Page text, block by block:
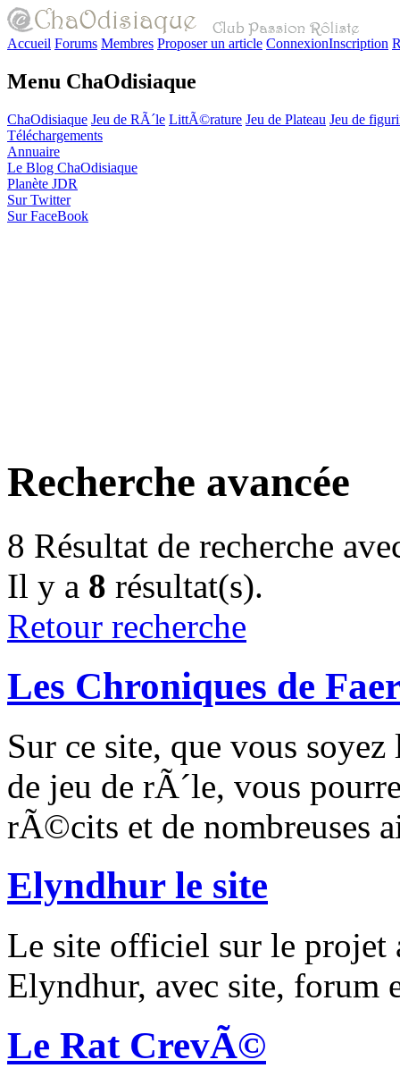
Accueil Forums Membres Proposer un article ConnexionInscription
Menu ChaOdisiaque
ChaOdisiaque Jeu de RÃ´le LittÃ©rature Jeu de Plateau Jeu de
Téléchargements
Annuaire
Le Blog ChaOdisiaque
Planète JDR
Sur Twitter
Sur FaceBook
Recherche avancée
8 Résultat de recherche
Il y a 8 résultat(s).
Retour recherche
Les Chroniques de
Sur ce site, que vous
de jeu de rÃ´le, vous
rÃ©cits et de nombreuses
Elyndhur le site
Le site officiel sur le projet
Elyndhur, avec site, forum
Le Rat CrevÃ©